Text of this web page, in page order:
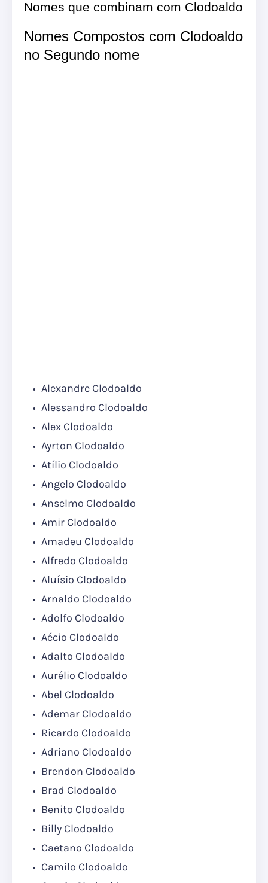
Nomes que combinam com Clodoaldo
Nomes Compostos com Clodoaldo
no Segundo nome
Alexandre Clodoaldo
Alessandro Clodoaldo
Alex Clodoaldo
Ayrton Clodoaldo
Atílio Clodoaldo
Angelo Clodoaldo
Anselmo Clodoaldo
Amir Clodoaldo
Amadeu Clodoaldo
Alfredo Clodoaldo
Aluísio Clodoaldo
Arnaldo Clodoaldo
Adolfo Clodoaldo
Aécio Clodoaldo
Adalto Clodoaldo
Aurélio Clodoaldo
Abel Clodoaldo
Ademar Clodoaldo
Ricardo Clodoaldo
Adriano Clodoaldo
Brendon Clodoaldo
Brad Clodoaldo
Benito Clodoaldo
Billy Clodoaldo
Caetano Clodoaldo
Camilo Clodoaldo